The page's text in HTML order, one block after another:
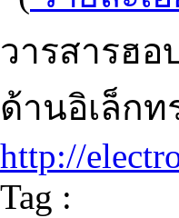
วารสารฮอ
ด้านอิเล็ก
http://
Tag :